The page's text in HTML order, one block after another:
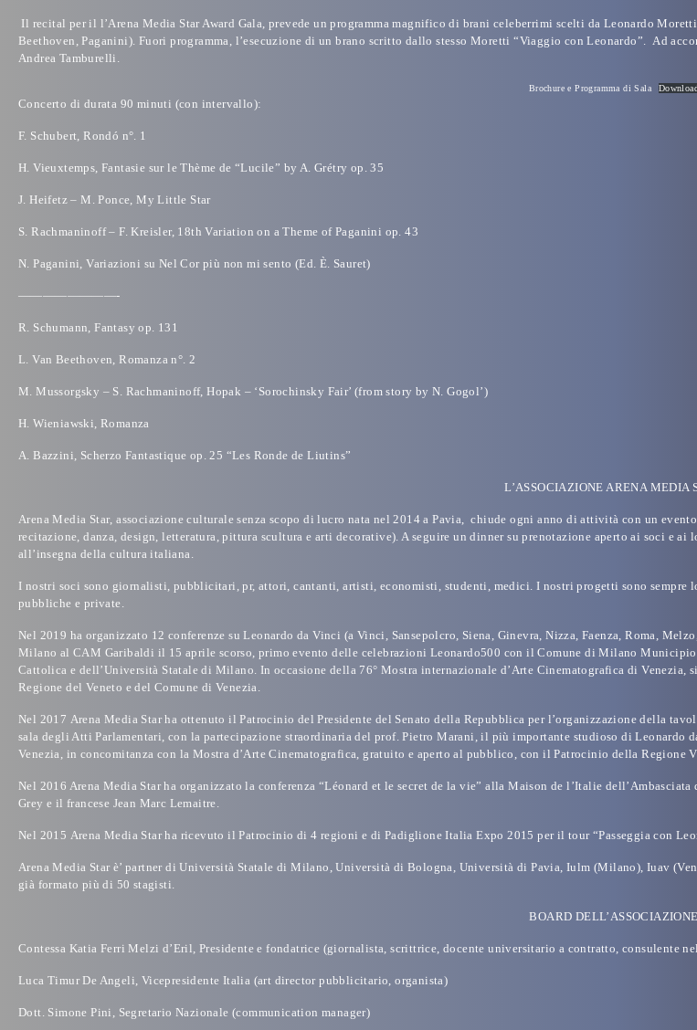
Il recital per il l’Arena Media Star Award Gala, prevede un programma magnifico di brani celeberrimi scelti da Leonardo
Beethoven, Paganini). Fuori programma, l’esecuzione di un brano scritto dallo stesso Moretti “Viaggio con Leonardo”. Ad
Andrea Tamburelli.
Brochure e Programma di Sala
Concerto di durata 90 minuti (con intervallo):
F. Schubert, Rondó n°. 1
H. Vieuxtemps, Fantasie sur le Thème de “Lucile” by A. Grétry op. 35
J. Heifetz – M. Ponce, My Little Star
S. Rachmaninoff – F. Kreisler, 18th Variation on a Theme of Paganini op. 43
N. Paganini, Variazioni su Nel Cor più non mi sento (Ed. È. Sauret)
————————-
R. Schumann, Fantasy op. 131
L. Van Beethoven, Romanza n°. 2
M. Mussorgsky – S. Rachmaninoff, Hopak – ‘Sorochinsky Fair’ (from story by N. Gogol’)
H. Wieniawski, Romanza
A. Bazzini, Scherzo Fantastique op. 25 “Les Ronde de Liutins”
L’ASSOCIAZIONE ARENA MEDIA
Arena Media Star,associazione culturale senza scopo di lucro nata nel 2014 a Pavia, chiude ogni anno di attività con un
recitazione, danza, design, letteratura, pittura scultura e arti decorative). A seguire un dinner su prenotazione aperto ai soci
all’insegna della cultura italiana.
I nostri soci sono giornalisti, pubblicitari, pr, attori, cantanti, artisti, economisti, studenti, medici. I nostri progetti sono
pubbliche e private.
Nel 2019 ha organizzato 12 conferenze su Leonardo da Vinci (a Vinci, Sansepolcro, Siena, Ginevra, Nizza, Faenza, Roma,
Milano al CAM Garibaldi il 15 aprile scorso, primo evento delle celebrazioni Leonardo500 con il Comune di Milano
Cattolica e dell’Università Statale di Milano. In occasione della 76° Mostra internazionale d’Arte Cinematografica di
Regione del Veneto e del Comune di Venezia.
Nel 2017 Arena Media Star ha ottenuto ilPatrocinio del Presidente del Senato della Repubblica per l’organizzazione della
sala degli Atti Parlamentari, con la partecipazione straordinaria del prof. Pietro Marani, il più importante studioso di Leonardo
Venezia, in concomitanza con la Mostra d’Arte Cinematografica, gratuito e aperto al pubblico, con ilPatrocinio della Regione
Nel 2016 Arena Media Star ha organizzato la conferenza “Léonard et le secret de la vie” alla Maison de l’Italie dell’Ambasciata
Grey e il francese Jean Marc Lemaitre.
Nel 2015 Arena Media Star ha ricevuto ilPatrocinio di 4 regioni e di Padiglione Italia Expo 2015 per il tour “Passeggia con
Arena Media Star è’ partner diUniversità Statale di Milano, Università di Bologna, Università di Pavia, Iulm (Milano), Iuav
già formato più di 50 stagisti.
BOARD DELL’ASSOCIAZIONE
Contessa Katia Ferri Melzi d’Eril, Presidente e fondatrice (giornalista, scrittrice, docente universitario a contratto, consulente
Luca Timur De Angeli, Vicepresidente Italia (art director pubblicitario, organista)
Dott. Simone Pini, Segretario Nazionale (communication manager)